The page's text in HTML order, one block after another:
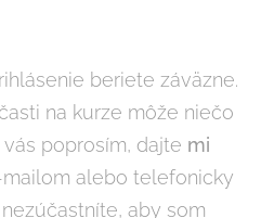
beriete záväzne.
na kurze môže niečo
poprosím, dajte mi
alebo telefonicky
aby som